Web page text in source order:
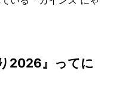
2026』ってに